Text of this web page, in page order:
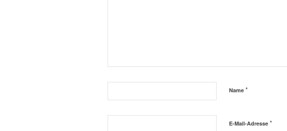
Name *
E-Mail-Adresse *